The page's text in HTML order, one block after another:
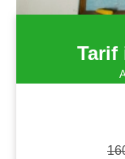
Tarif